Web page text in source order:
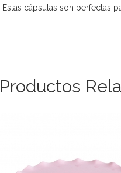
Estas cápsulas son perfectas
Productos